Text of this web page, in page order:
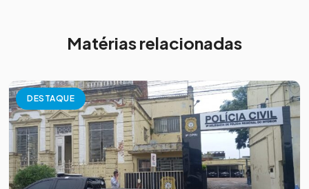
Matérias relacionadas
DESTAQUE